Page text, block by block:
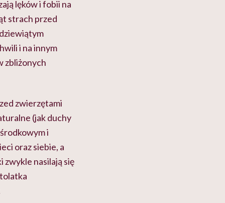
lęków i fobii na
strach przed
i na innym
zbliżonych
zwierzętami
(jak duchy
i
oraz siebie, a
zwykle nasilają się